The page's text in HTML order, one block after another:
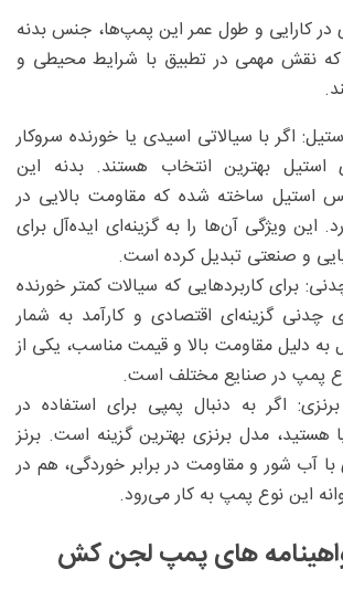
در کارایی و طول عمر این پمپ‌ها، جنس بدنه
نقش مهمی در تطبیق با شرایط محیطی و
اگر با سیالاتی اسیدی یا خورنده سروکار
استیل بهترین انتخاب هستند. بدنه این
استیل ساخته شده که مقاومت بالایی در
این ویژگی آن‌ها را به گزینه‌ای ایده‌آل برای
و صنعتی تبدیل کرده است.
برای کاربردهایی که سیالات کمتر خورنده
چدنی گزینه‌ای اقتصادی و کارآمد به شمار
به دلیل مقاومت بالا و قیمت مناسب، یکی از
پمپ در صنایع مختلف است.
اگر به دنبال پمپی برای استفاده در
هستید، مدل برنزی بهترین گزینه است. برنز
با آب شور و مقاومت در برابر خوردگی، هم در
این نوع پمپ به کار می‌رود.
های پمپ لجن کش